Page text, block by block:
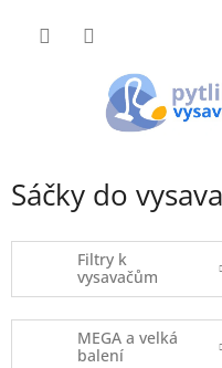
Sáčky do
Filtry k
vysavačům
MEGA a velká
balení